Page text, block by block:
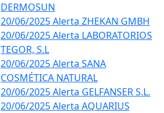
DERMOSUN
20/06/2025 Alerta ZHEKAN GMBH
20/06/2025 Alerta LABORATORIOS
TEGOR, S.L
20/06/2025 Alerta SANA
COSMÉTICA NATURAL
20/06/2025 Alerta GELFANSER S.L.
20/06/2025 Alerta AQUARIUS